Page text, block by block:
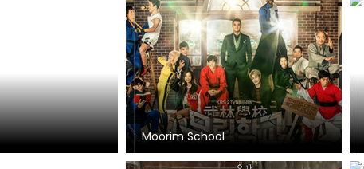
Moorim School